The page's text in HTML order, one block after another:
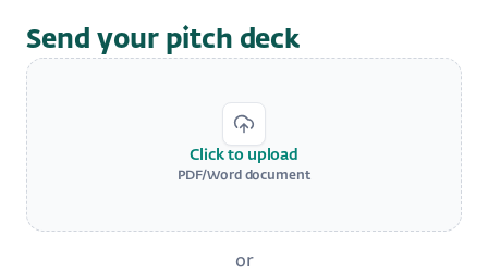
Send your pitch deck
Click to upload
PDF/Word document
or